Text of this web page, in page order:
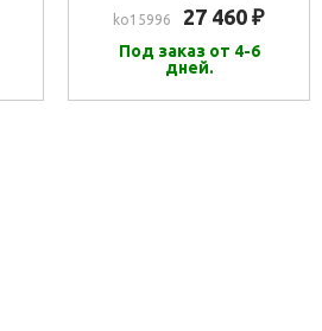
ko15996 27 460 ₽
Под заказ от 4-6
дней.